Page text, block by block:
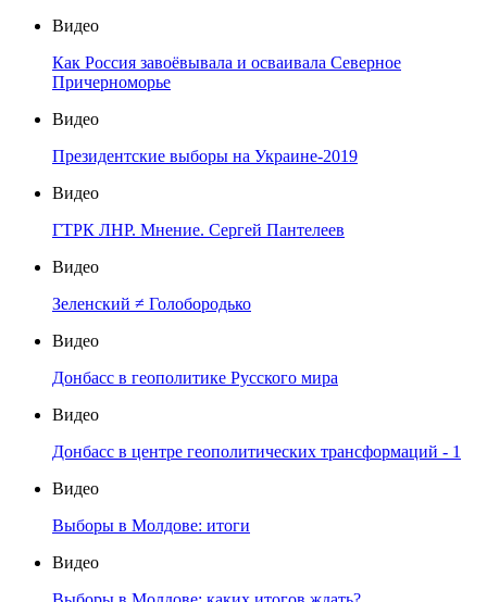
Видео
Как Россия завоёвывала и осваивала Северное
Причерноморье
Видео
Президентские выборы на Украине-2019
Видео
ГТРК ЛНР. Мнение. Сергей Пантелеев
Видео
Зеленский ≠ Голобородько
Видео
Донбасс в геополитике Русского мира
Видео
Донбасс в центре геополитических трансформаций - 1
Видео
Выборы в Молдове: итоги
Видео